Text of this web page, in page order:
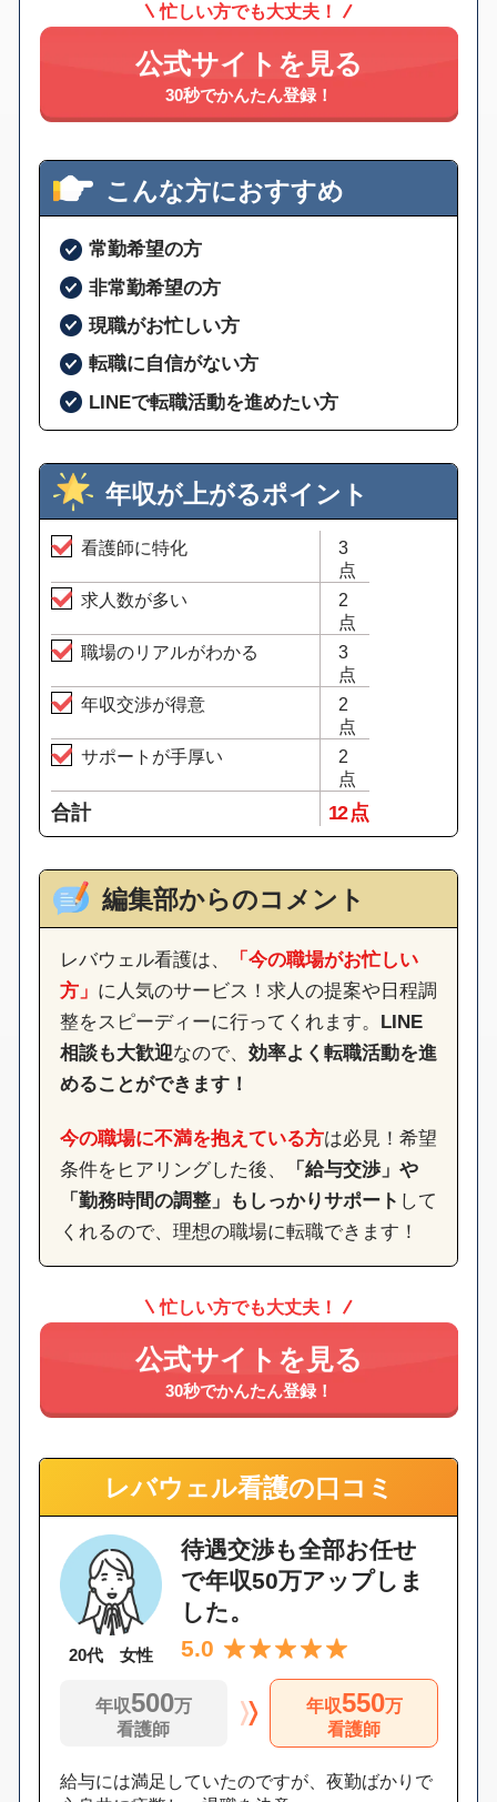
忙しい方でも大丈夫！
公式サイトを見る
30秒でかんたん登録！
こんな方におすすめ
常勤希望の方
非常勤希望の方
現職がお忙しい方
転職に自信がない方
LINEで転職活動を進めたい方
年収が上がるポイント
看護師に特化
3
点
求人数が多い
2
点
職場のリアルがわかる
3
点
年収交渉が得意
2
点
サポートが手厚い
2
点
合計 12 点
編集部からのコメント
レバウェル看護は、
「今の職場がお忙しい
方」 に人気のサービス！求人の提案や日程調
整をスピーディーに行ってくれます。 LINE
相談も大歓迎なので、 効率よく転職活動を進
めることができます！
今の職場に不満を抱えている方は必見！希望
条件をヒアリングした後、
「給与交渉」や
「勤務時間の調整」もしっかりサポート して
くれるので、理想の職場に転職できます！
忙しい方でも大丈夫！
公式サイトを見る
30秒でかんたん登録！
レバウェル看護の口コミ
20代 女性
待遇交渉も全部お任せ
で年収50万アップしま
した。
5.0
年収500万
看護師
年収550万
看護師
給与には満足していたのですが、夜勤ばかりで